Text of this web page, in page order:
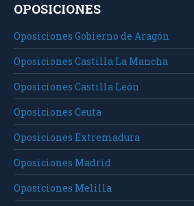
OPOSICIONES
Oposiciones Gobierno de Aragón
Oposiciones Castilla La Mancha
Oposiciones Castilla León
Oposiciones Ceuta
Oposiciones Extremadura
Oposiciones Madrid
Oposiciones Melilla